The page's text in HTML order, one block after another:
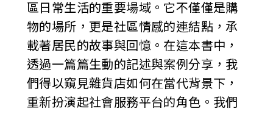
區日常生活的重要場域。它不僅僅是購
物的場所，更是社區情感的連結點，承
載著居民的故事與回憶。在這本書中，
透過一篇篇生動的記述與案例分享，我
們得以窺見雜貨店如何在當代背景下，
重新扮演起社會服務平台的角色。我們